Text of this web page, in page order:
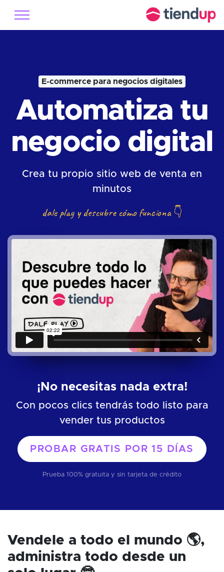
E-commerce para negocios digitales
Automatiza tu
negocio digital
Crea tu propio sitio web de venta en
minutos
dale play y descubre cómo funciona 👇
¡No necesitas nada extra!
Con pocos clics tendrás todo listo para
vender tus productos
PROBAR GRATIS POR15 DÍAS
Prueba 100% gratuita y sin tarjeta de crédito
Vendele a todo el mundo 🌎,
administra todo desde un